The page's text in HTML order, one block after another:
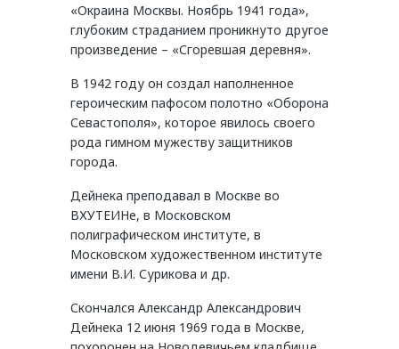
«Окраина Москвы. Ноябрь 1941 года»,
глубоким страданием проникнуто другое
произведение – «Сгоревшая деревня».
В 1942 году он создал наполненное
героическим пафосом полотно «Оборона
Севастополя», которое явилось своего
рода гимном мужеству защитников
города.
Дейнека преподавал в Москве во
ВХУТЕИНе, в Московском
полиграфическом институте, в
Московском художественном институте
имени В.И. Сурикова и др.
Скончался Александр Александрович
Дейнека 12 июня 1969 года в Москве,